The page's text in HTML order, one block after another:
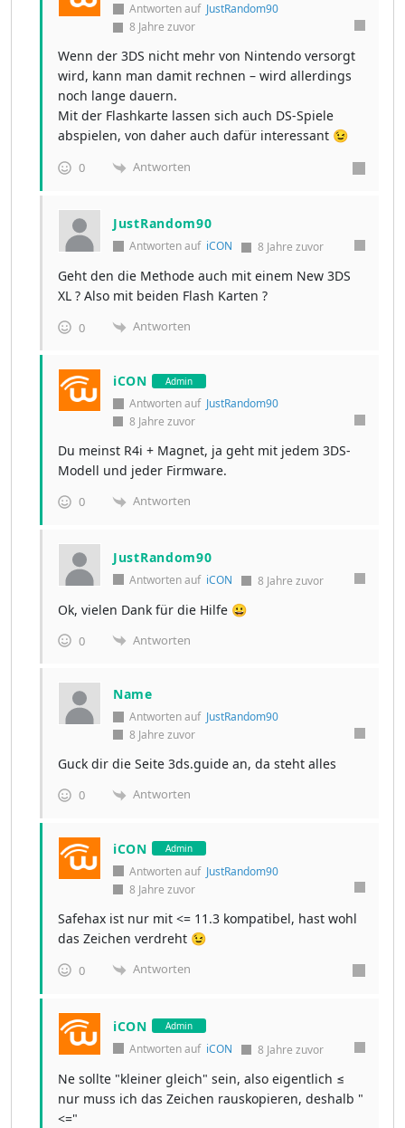
Antworten auf JustRandom90
8 Jahre zuvor
Wenn der 3DS nicht mehr von Nintendo versorgt
wird, kann man damit rechnen – wird allerdings
noch lange dauern.
Mit der Flashkarte lassen sich auch DS-Spiele
abspielen, von daher auch dafür interessant 😉
0 Antworten
JustRandom90
Antworten auf iCON 8 Jahre zuvor
Geht den die Methode auch mit einem New 3DS
XL ? Also mit beiden Flash Karten ?
0 Antworten
iCON Admin
Antworten auf JustRandom90
8 Jahre zuvor
Du meinst R4i + Magnet, ja geht mit jedem 3DS-
Modell und jeder Firmware.
0 Antworten
JustRandom90
Antworten auf iCON 8 Jahre zuvor
Ok, vielen Dank für die Hilfe 😀
0 Antworten
Name
Antworten auf JustRandom90
8 Jahre zuvor
Guck dir die Seite 3ds.guide an, da steht alles
0 Antworten
iCON Admin
Antworten auf JustRandom90
8 Jahre zuvor
Safehax ist nur mit <= 11.3 kompatibel, hast wohl
das Zeichen verdreht 😉
0 Antworten
iCON Admin
Antworten auf iCON 8 Jahre zuvor
Ne sollte "kleiner gleich" sein, also eigentlich ≤
nur muss ich das Zeichen rauskopieren, deshalb "
<="